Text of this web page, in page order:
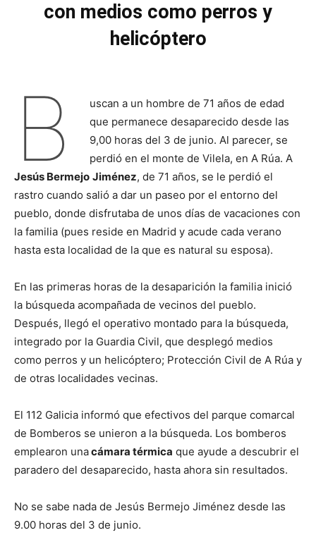
con medios como perros y
helicóptero
B
uscan a un hombre de 71 años de edad
que permanece desaparecido desde las
9,00 horas del 3 de junio. Al parecer, se
perdió en el monte de Vilela, en A Rúa. A
Jesús Bermejo Jiménez, de 71 años, se le perdió el
rastro cuando salió a dar un paseo por el entorno del
pueblo, donde disfrutaba de unos días de vacaciones con
la familia (pues reside en Madrid y acude cada verano
hasta esta localidad de la que es natural su esposa).
En las primeras horas de la desaparición la familia inició
la búsqueda acompañada de vecinos del pueblo.
Después, llegó el operativo montado para la búsqueda,
integrado por la Guardia Civil, que desplegó medios
como perros y un helicóptero; Protección Civil de A Rúa y
de otras localidades vecinas.
El 112 Galicia informó que efectivos del parque comarcal
de Bomberos se unieron a la búsqueda. Los bomberos
emplearon unacámara térmica que ayude a descubrir el
paradero del desaparecido, hasta ahora sin resultados.
No se sabe nada de Jesús Bermejo Jiménez desde las
9.00 horas del 3 de junio.